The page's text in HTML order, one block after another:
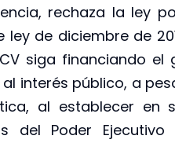
rechaza la ley
ley de diciembre de
siga financiando
interés público, a
al establecer en
del Poder